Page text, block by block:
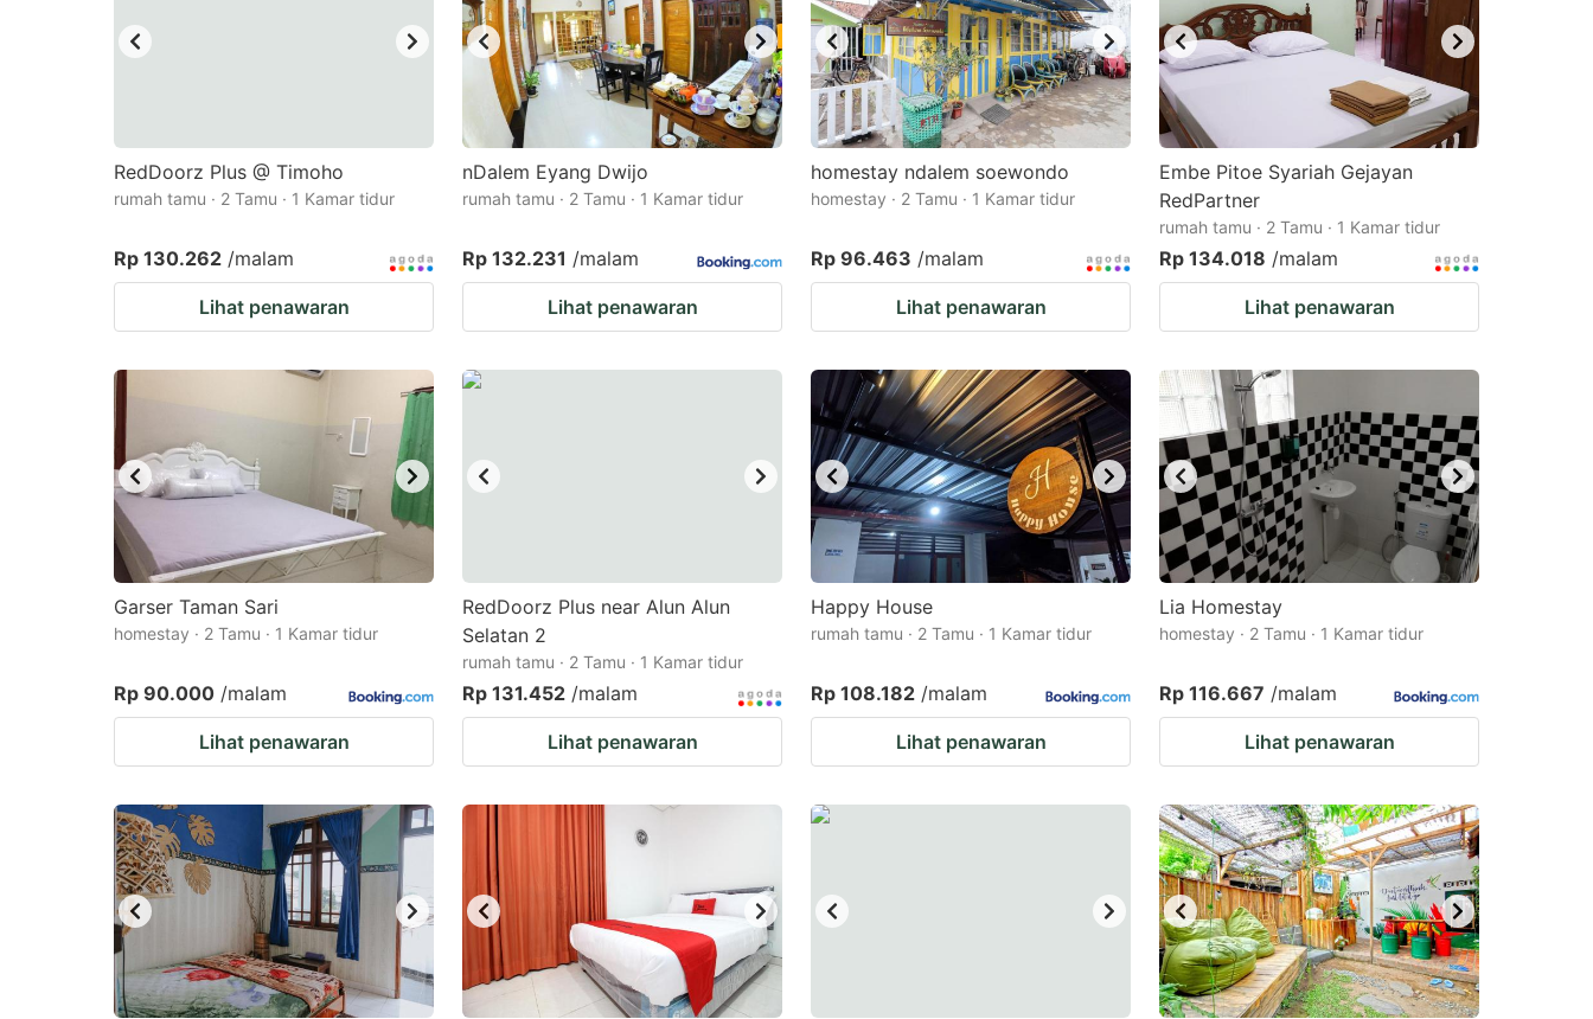
RedDoorz Plus @ Timoho
rumah tamu · 2 Tamu · 1 Kamar tidur
Rp 130.262 /malam
Lihat penawaran
nDalem Eyang Dwijo
rumah tamu · 2 Tamu · 1 Kamar tidur
Rp 132.231 /malam
Lihat penawaran
homestay ndalem soewondo
homestay · 2 Tamu · 1 Kamar tidur
Rp 96.463 /malam
Lihat penawaran
Embe Pitoe Syariah Gejayan
RedPartner
rumah tamu · 2 Tamu · 1 Kamar tidur
Rp 134.018 /malam
Lihat penawaran
Garser Taman Sari
homestay · 2 Tamu · 1 Kamar tidur
Rp 90.000 /malam
Lihat penawaran
RedDoorz Plus near Alun Alun
Selatan 2
rumah tamu · 2 Tamu · 1 Kamar tidur
Rp 131.452 /malam
Lihat penawaran
Happy House
rumah tamu · 2 Tamu · 1 Kamar tidur
Rp 108.182 /malam
Lihat penawaran
Lia Homestay
homestay · 2 Tamu · 1 Kamar tidur
Rp 116.667 /malam
Lihat penawaran